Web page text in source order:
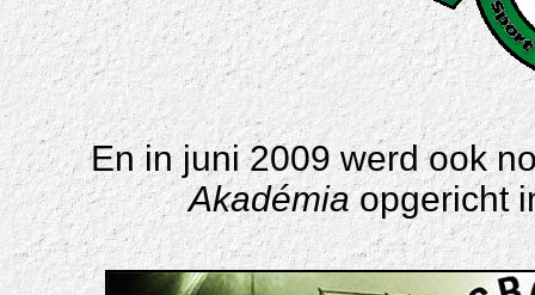
En in juni 2009 werd ook
Akadémiaopgericht